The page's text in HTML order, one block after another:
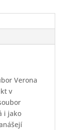
Verona
v
i jako